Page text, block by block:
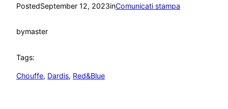
PostedSeptember 12, 2023inComunicati stampa
bymaster
Tags:
Chouffe, Dardis, Red&Blue